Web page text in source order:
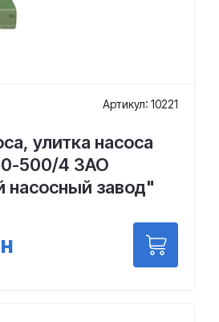
Артикул: 10221
улитка насоса
500/4 ЗАО
насосный завод"